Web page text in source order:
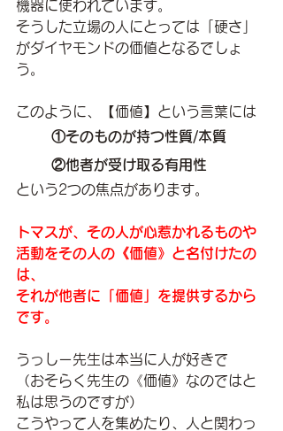
機器に使われています。
そうした立場の人にとっては「硬さ」
がダイヤモンドの価値となるでしょ
う。
このように、【価値】という言葉には
①そのものが持つ性質/本質
②他者が受け取る有用性
という2つの焦点があります。
トマスが、その人が心惹かれるものや
活動をその人の《価値》と名付けたの
は、
それが他者に「価値」を提供するから
です。
うっしー先生は本当に人が好きで
（おそらく先生の《価値》なのではと
私は思うのですが）
こうやって人を集めたり、人と関わっ